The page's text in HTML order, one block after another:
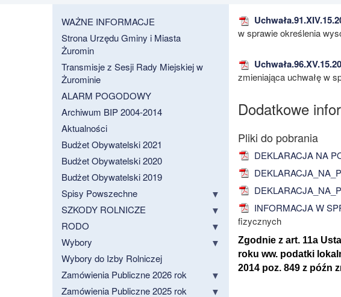
WAŻNE INFORMACJE
Strona Urzędu Gminy i Miasta
Żuromin
Transmisje z Sesji Rady Miejskiej w
Żurominie
ALARM POGODOWY
Archiwum BIP 2004-2014
Aktualności
Budżet Obywatelski 2021
Budżet Obywatelski 2020
Budżet Obywatelski 2019
Spisy Powszechne
SZKODY ROLNICZE
RODO
Wybory
Wybory do Izby Rolniczej
Zamówienia Publiczne 2026 rok
Zamówienia Publiczne 2025 rok
w sprawie określenia
zmieniająca uchwałę w
Dodatkowe
DEKLARACJA NA
INFORMACJA W
fizycznych
Zgodnie z art. 11a
roku ww. podatki
2014 poz. 849 z późn